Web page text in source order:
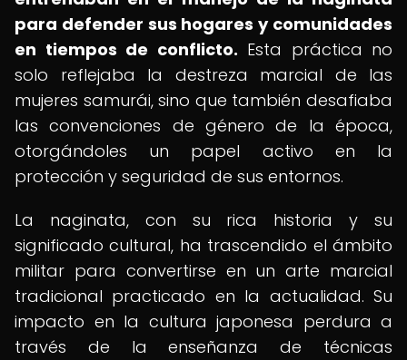
para defender sus hogares y comunidades
en tiempos de conflicto. Esta práctica no
solo reflejaba la destreza marcial de las
mujeres samurái, sino que también desafiaba
las convenciones de género de la época,
otorgándoles un papel activo en la
protección y seguridad de sus entornos.
La naginata, con su rica historia y su
significado cultural, ha trascendido el ámbito
militar para convertirse en un arte marcial
tradicional practicado en la actualidad. Su
impacto en la cultura japonesa perdura a
través de la enseñanza de técnicas